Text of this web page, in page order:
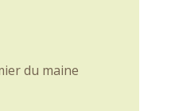
du maine